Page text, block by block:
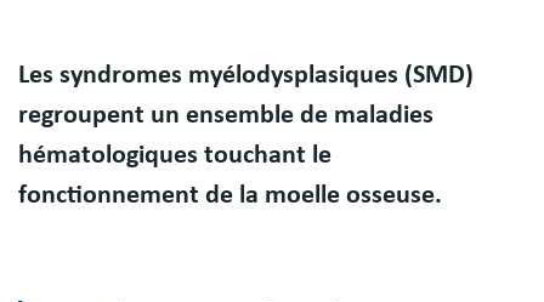
Résumé
Les syndromes myélodysplasiques (SMD)
regroupent un ensemble de maladies
hématologiques touchant le
fonctionnement de la moelle osseuse.